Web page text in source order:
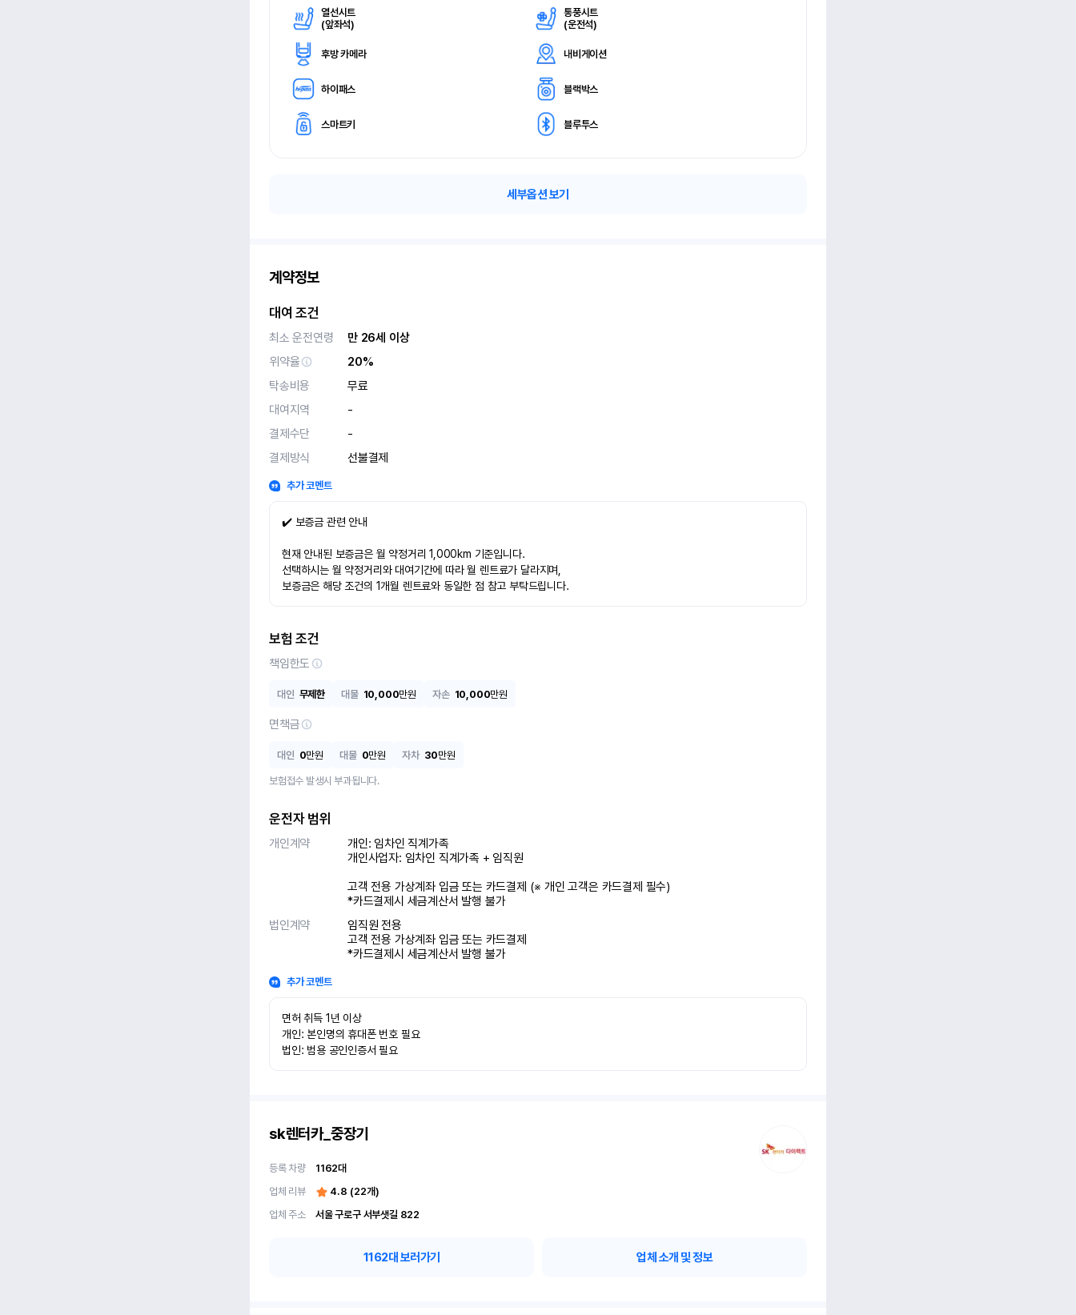
열선시트
(앞좌석)
통풍시트
(운전석)
후방 카메라 내비게이션
하이패스 블랙박스
스마트키 블루투스
세부옵션 보기
계약정보
대여 조건
최소 운전연령
만 26세 이상
위약율
20%
탁송비용
무료
대여지역
-
결제수단
-
결제방식
선불결제
추가 코멘트
✔️ 보증금 관련 안내
현재 안내된 보증금은 월 약정거리 1,000km 기준입니다.
선택하시는 월 약정거리와 대여기간에 따라 월 렌트료가 달라지며,
보증금은 해당 조건의 1개월 렌트료와 동일한 점 참고 부탁드립니다.
보험 조건
책임한도
대인 무제한 대물 10,000만원 자손 10,000만원
면책금
대인 0만원 대물 0만원 자차 30만원
보험접수 발생시 부과됩니다.
운전자 범위
개인계약
개인: 임차인 직계가족
개인사업자: 임차인 직계가족 + 임직원
고객 전용 가상계좌 입금 또는 카드결제 (※ 개인 고객은 카드결제 필수)
*카드결제시 세금계산서 발행 불가
법인계약
임직원 전용
고객 전용 가상계좌 입금 또는 카드결제
*카드결제시 세금계산서 발행 불가
추가 코멘트
면허 취득 1년 이상
개인: 본인명의 휴대폰 번호 필요
법인: 범용 공인인증서 필요
sk렌터카_중장기
등록 차량 1162대
업체 리뷰
4.8 (22개)
업체 주소
서울 구로구 서부샛길 822
1162대 보러가기 업체 소개 및 정보